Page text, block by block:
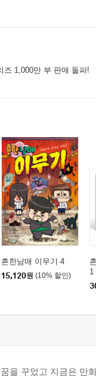
즈 1,000만 부 판매 돌파!
흔한남매 이무기 4
15,120원 (10% 할인)
1
을 꾸었고 지금은 만